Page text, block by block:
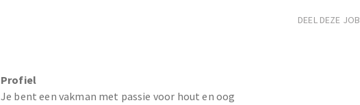
Profiel
Je bent een vakman met passie voor hout en oog
DEEL DEZE JOB